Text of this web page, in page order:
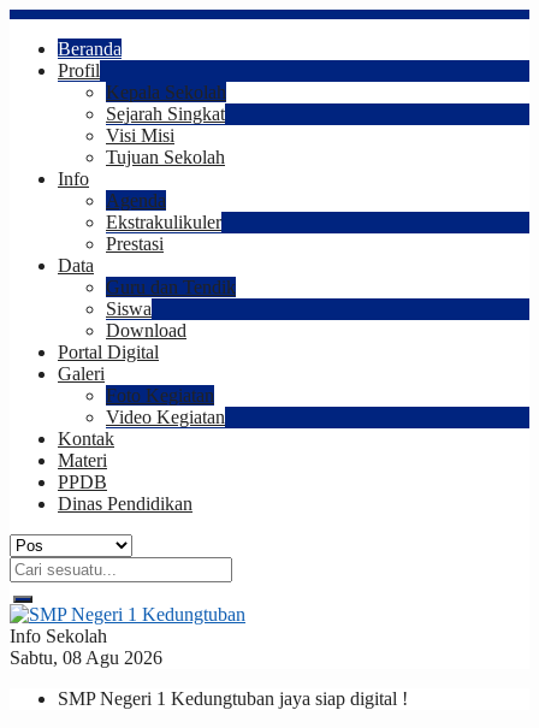
Beranda
Profil
Kepala Sekolah
Sejarah Singkat
Visi Misi
Tujuan Sekolah
Info
Agenda
Ekstrakulikuler
Prestasi
Data
Guru dan Tendik
Siswa
Download
Portal Digital
Galeri
Foto Kegiatan
Video Kegiatan
Kontak
Materi
PPDB
Dinas Pendidikan
Info Sekolah
Sabtu, 08 Agu 2026
SMP Negeri 1 Kedungtuban jaya siap digital !